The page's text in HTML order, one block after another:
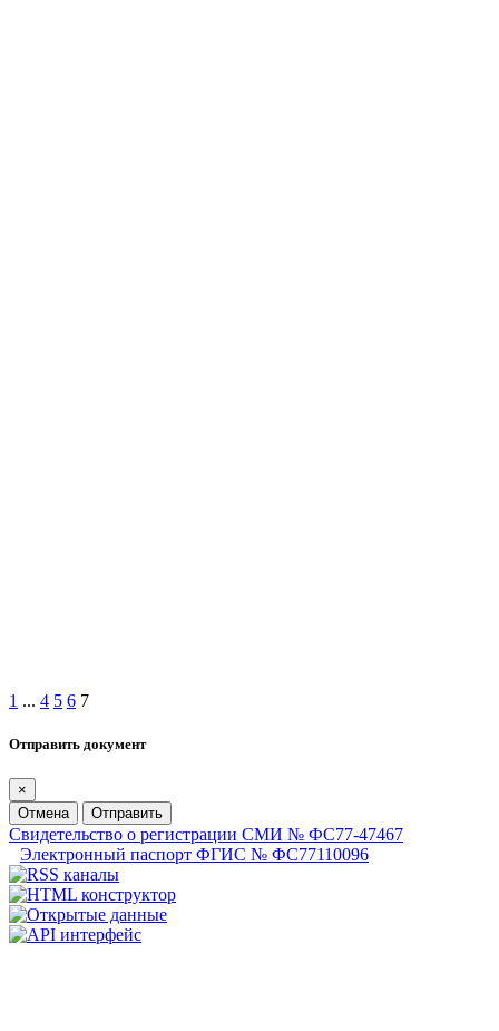
1 ... 4 5 6 7
Отправить документ
×
Отмена
Отправить
Свидетельство о регистрации СМИ № ФС77-47467
Электронный паспорт ФГИС № ФС77110096